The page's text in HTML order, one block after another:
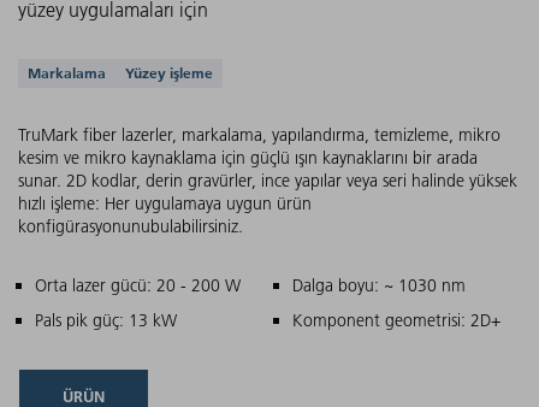
yüzey uygulamaları için
Desteklenen uygulamalar
Markalama Yüzey işleme
TruMark fiber lazerler, markalama, yapılandırma, temizleme, mikro
kesim ve mikro kaynaklama için güçlü ışın kaynaklarını bir arada
sunar. 2D kodlar, derin gravürler, ince yapılar veya seri halinde yüksek
hızlı işleme: Her uygulamaya uygun ürün
konfigürasyonunubulabilirsiniz.
Ana özellikler
Orta lazer gücü: 20 - 200 W
Dalga boyu: ~ 1030 nm
Pals pik güç: 13 kW
Komponent geometrisi: 2D+
ÜRÜN